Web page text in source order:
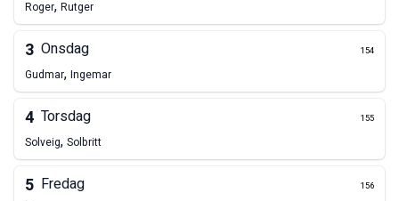
Roger, Rutger
3 Onsdag 154
Gudmar, Ingemar
4 Torsdag 155
Solveig, Solbritt
5 Fredag 156